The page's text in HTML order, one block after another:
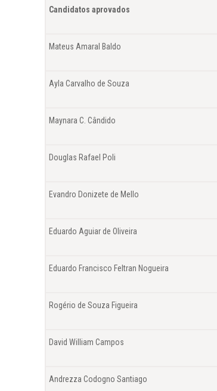
Candidatos aprovados
Mateus Amaral Baldo
Ayla Carvalho de Souza
Maynara C. Cândido
Douglas Rafael Poli
Evandro Donizete de Mello
Eduardo Aguiar de Oliveira
Eduardo Francisco Feltran Nogueira
Rogério de Souza Figueira
David William Campos
Andrezza Codogno Santiago